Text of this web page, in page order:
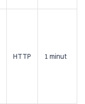
HTTP 1 minut